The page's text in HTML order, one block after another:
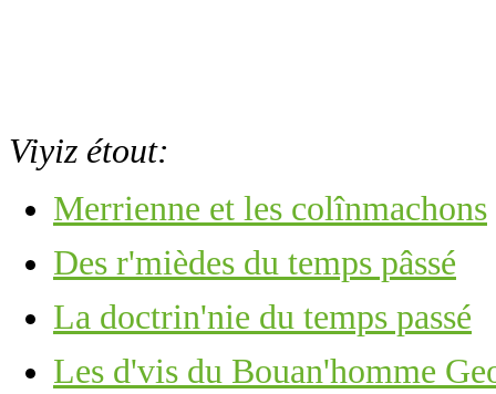
Viyiz étout:
Merrienne et les colînmachons
Des r'mièdes du temps pâssé
La doctrin'nie du temps passé
Les d'vis du Bouan'homme